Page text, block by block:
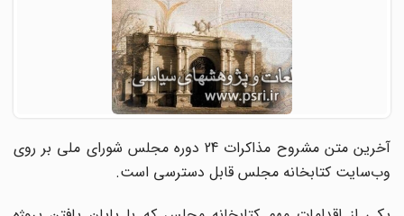
آخرین متن مشروح مذاکرات 24 دوره مجلس شورای ملی بر روی
وب‌سایت کتابخانه مجلس قابل دسترسی است.